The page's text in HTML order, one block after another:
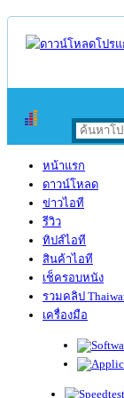
หน้าแรก
ดาวน์โหลด
ข่าวไอที
รีวิว
ทิปส์ไอที
สินค้าไอที
เช็ครอบหนัง
รวมคลิป
เครื่องมือ